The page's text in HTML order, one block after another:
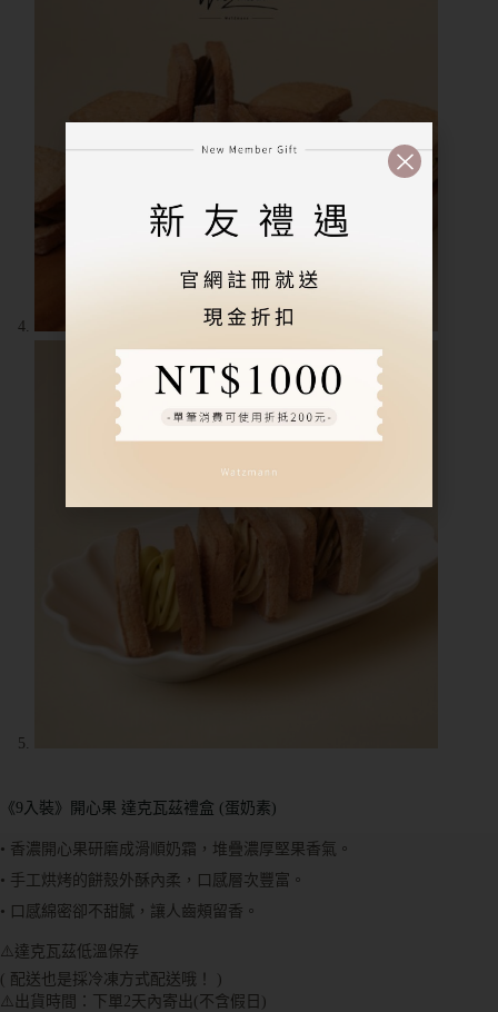
《9入裝》開心果 達克瓦茲禮盒 (蛋奶素)
• 香濃開心果研磨成滑順奶霜，堆疊濃厚堅果香氣。
• 手工烘烤的餅殼外酥內柔，口感層次豐富。
• 口感綿密卻不甜膩，讓人齒頰留香。
⚠️達克瓦茲低溫保存
( 配送也是採冷凍方式配送哦！ )
⚠️出貨時間：下單2天內寄出(不含假日)